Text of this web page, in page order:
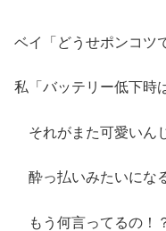
ベイ「どうせポンコツ
私「バッテリー低下時
それがまた可愛いん
酔っ払いみたいにな
もう何言ってるの！